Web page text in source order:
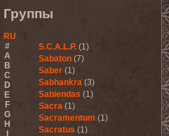
Группы
RU
#
A
B
C
D
E
F
G
H
S.C.A.L.P. (1)
Sabaton (7)
Saber (1)
Sabhankra (3)
Sabiendas (1)
Sacra (1)
Sacramentum (1)
Sacratus (1)